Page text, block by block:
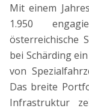
Mit einem
1.950
österreichische
bei Schärding
von
Das breite
Infrastruktur